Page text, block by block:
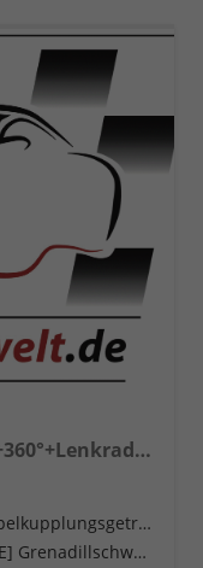
LIFE 150PS eTSI DSG GV5+AHK+360°+Lenkradheiz+IQ.Drive+ACC+App+eHeck+LED
Doppelkupplungsgetriebe (DSG)
[0E0E] Grenadillschwarz Metallic